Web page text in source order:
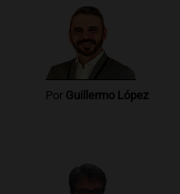
Una Mañana
Episodios
Por Guillermo López